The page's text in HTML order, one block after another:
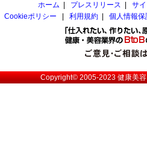
ホーム
プレスリリース
サ
Cookieポリシー
利用規約 個人情報
Copyright© 2005-2023健康美